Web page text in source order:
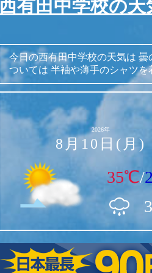
西有田中学校の天
今日の西有田中学校の天気は 曇
ついては 半袖や薄手のシャツ
2026年
8月10日(月)
35℃/